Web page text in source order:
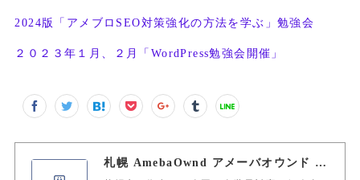
2024版「アメブロSEO対策強化の方法を学ぶ」勉強会
２０２３年１月、２月「WordPress勉強会開催」
札幌 AmebaOwnd アメーバオウンド 加藤敦志